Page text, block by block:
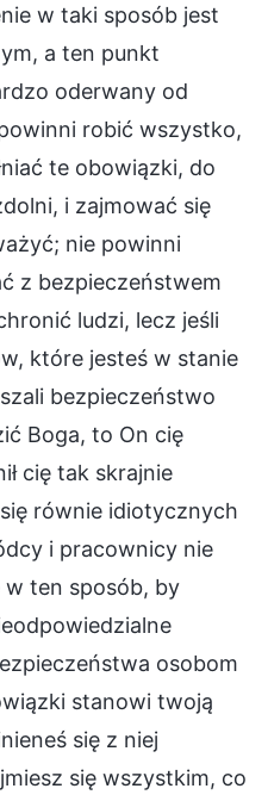
w taki sposób jest
a ten punkt
oderwany od
robić wszystko,
te obowiązki, do
i zajmować się
nie powinni
z bezpieczeństwem
ludzi, lecz jeśli
które jesteś w stanie
bezpieczeństwo
Boga, to On cię
cię tak skrajnie
równie idiotycznych
i pracownicy nie
ten sposób, by
osobom
stanowi twoją
się z niej
się wszystkim, co